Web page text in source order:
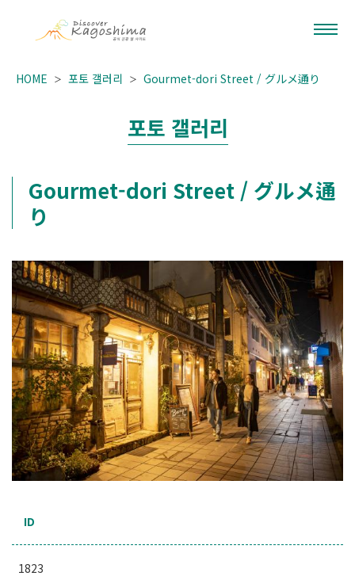
HOME 포토 갤러리 Gourmet-dori Street / グルメ通り
포토 갤러리
Gourmet-dori Street / グルメ通
り
ID
1823